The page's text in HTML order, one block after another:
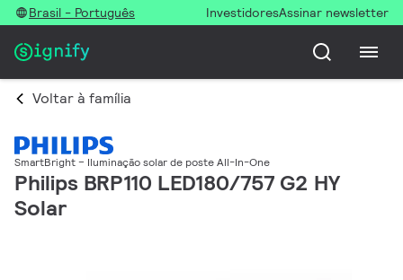
Brasil - Português InvestidoresAssinar newsletter
Voltar à família
SmartBright – Iluminação solar de poste All-In-One
Philips BRP110 LED180/757 G2 HY
Solar